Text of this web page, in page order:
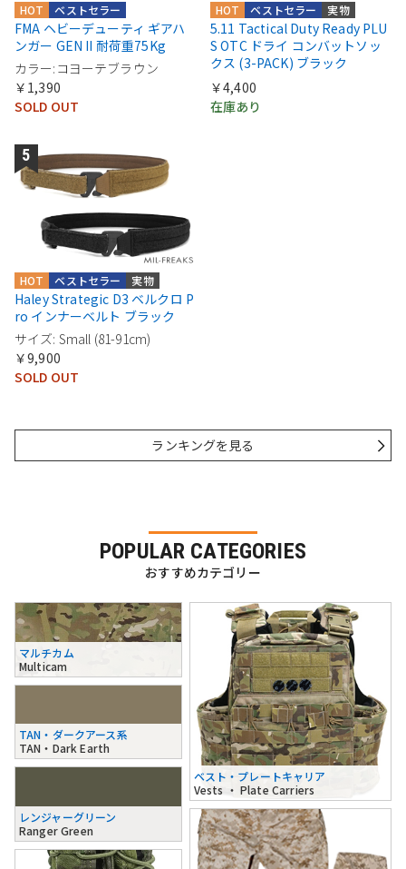
ベストセラー
HOT
FMA ヘビーデューティ ギアハ
ンガー GEN II 耐荷重75Kg
カラー:コヨーテブラウン
￥1,390
SOLD OUT
実物
ベストセラー
HOT
5.11 Tactical Duty Ready PLU
S OTC ドライ コンバットソッ
クス (3-PACK) ブラック
￥4,400
在庫あり
実物
ベストセラー
HOT
Haley Strategic D3 ベルクロ P
ro インナーベルト ブラック
サイズ: Small (81-91cm)
￥9,900
SOLD OUT
ランキングを見る
POPULAR CATEGORIES
おすすめカテゴリー
マルチカム
Multicam
TAN・ダークアース系
TAN・Dark Earth
レンジャーグリーン
Ranger Green
ベスト・プレートキャリア
Vests ・ Plate Carriers